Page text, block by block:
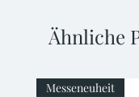
Ähnliche
Messeneuheit